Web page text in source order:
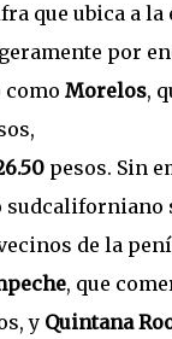
que ubica a la
por
como Morelos,
pesos. Sin
de la
, que
y Quintana